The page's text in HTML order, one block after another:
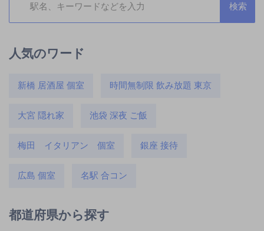
人気のワード
新橋 居酒屋 個室 時間無制限 飲み放題 東京
大宮 隠れ家 池袋 深夜 ご飯
梅田 イタリアン 個室 銀座 接待
広島 個室 名駅 合コン
都道府県から探す